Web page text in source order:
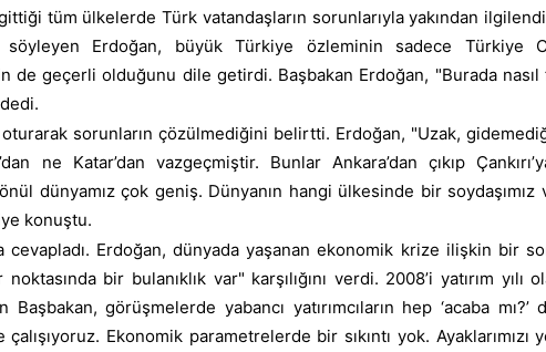
tüm ülkelerde Türk vatandaşların sorunlarıyla yakından
söyleyen Erdoğan, büyük Türkiye özleminin sadece Türkiye
de geçerli olduğunu dile getirdi. Başbakan Erdoğan, "Burada nasıl
sorunların çözülmediğini belirtti. Erdoğan, "Uzak,
ne Katar’dan vazgeçmiştir. Bunlar Ankara’dan çıkıp
dünyamız çok geniş. Dünyanın hangi ülkesinde bir soydaşımız
konuştu.
cevapladı. Erdoğan, dünyada yaşanan ekonomik krize ilişkin bir
bir bulanıklık var" karşılığını verdi. 2008’i yatırım yılı
görüşmelerde yabancı yatırımcıların hep ‘acaba mı?’
Ekonomik parametrelerde bir sıkıntı yok. Ayaklarımızı